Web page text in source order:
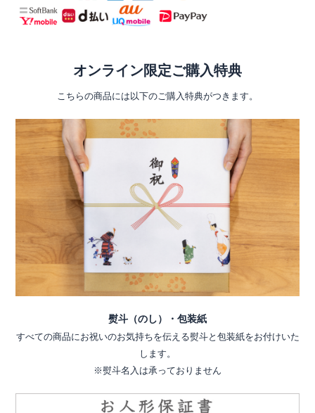
オンライン限定ご購入特典
こちらの商品には以下のご購入特典がつきます。
熨斗（のし）・包装紙
すべての商品にお祝いのお気持ちを伝える熨斗と包装紙をお付けいた
します。
※熨斗名入は承っておりません